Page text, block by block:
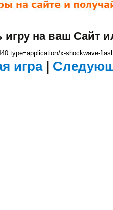
игру на ваш Сайт
игра|